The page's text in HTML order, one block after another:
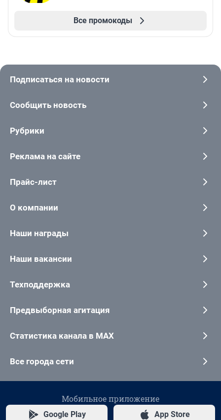
Все промокоды
Подписаться на новости
Сообщить новость
Рубрики
Реклама на сайте
Прайс-лист
О компании
Наши награды
Наши вакансии
Техподдержка
Предвыборная агитация
Статистика канала в MAX
Все города сети
Мобильное приложение
Google Play App Store